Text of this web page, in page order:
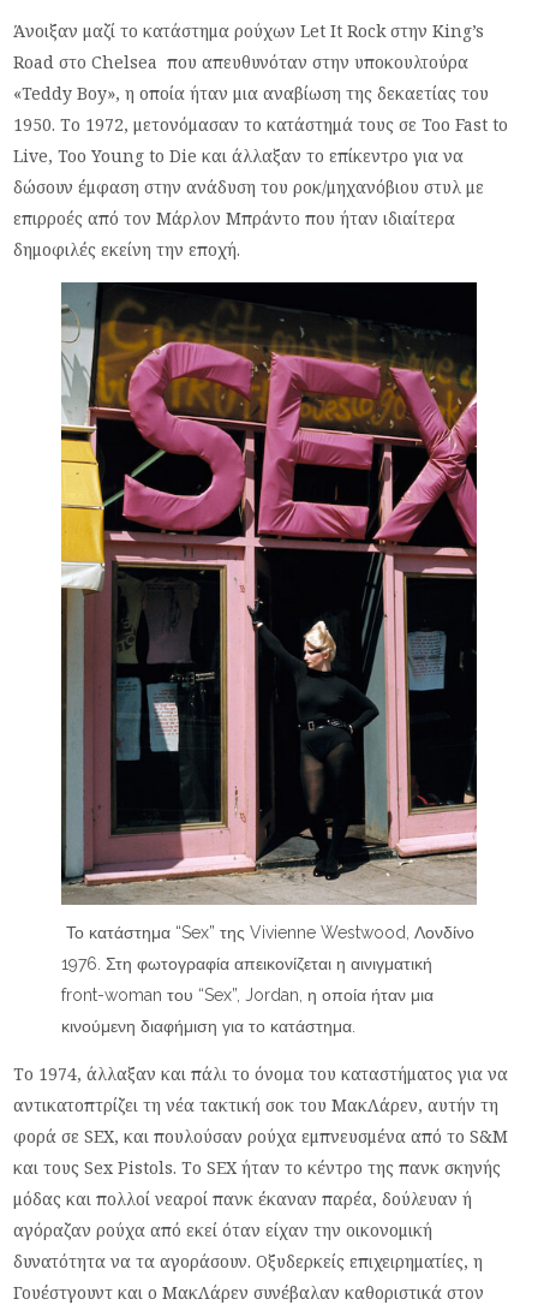
Άνοιξαν μαζί το κατάστημα ρούχων Let It Rock στην King’s
Road στο Chelsea που απευθυνόταν στην υποκουλτούρα
«Teddy Boy», η οποία ήταν μια αναβίωση της δεκαετίας του
1950. Το 1972, μετονόμασαν το κατάστημά τους σε Too Fast to
Live, Too Young to Die και άλλαξαν το επίκεντρο για να
δώσουν έμφαση στην ανάδυση του ροκ/μηχανόβιου στυλ με
επιρροές από τον Μάρλον Μπράντο που ήταν ιδιαίτερα
δημοφιλές εκείνη την εποχή.
Το κατάστημα “Sex” της Vivienne Westwood, Λονδίνο
1976. Στη φωτογραφία απεικονίζεται η αινιγματική
front-woman του “Sex”, Jordan, η οποία ήταν μια
κινούμενη διαφήμιση για το κατάστημα.
Το 1974, άλλαξαν και πάλι το όνομα του καταστήματος για να
αντικατοπτρίζει τη νέα τακτική σοκ του ΜακΛάρεν, αυτήν τη
φορά σε SEX, και πουλούσαν ρούχα εμπνευσμένα από το S&M
και τους Sex Pistols. Το SEX ήταν το κέντρο της πανκ σκηνής
μόδας και πολλοί νεαροί πανκ έκαναν παρέα, δούλευαν ή
αγόραζαν ρούχα από εκεί όταν είχαν την οικονομική
δυνατότητα να τα αγοράσουν. Οξυδερκείς επιχειρηματίες, η
Γουέστγουντ και ο ΜακΛάρεν συνέβαλαν καθοριστικά στον